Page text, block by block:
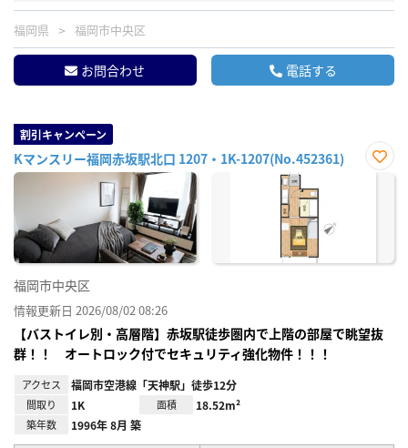
福岡県 福岡市中央区
お問合わせ 電話する
割引キャンペーン
Kマンスリー福岡赤坂駅北口 1207・1K-1207(No.452361)
お気
福岡市中央区
情報更新日 2026/08/02 08:26
【バストイレ別・高層階】赤坂駅徒歩圏内で上階の部屋で眺望抜
群！！ オートロック付でセキュリティ強化物件！！！
アクセス 福岡市空港線「天神駅」徒歩12分
間取り 1K 面積 18.52m²
築年数 1996年 8月 築